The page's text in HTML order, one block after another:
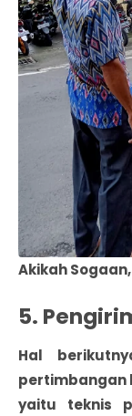
Akikah
5.
Hal
pertimbangan
yaitu teknis